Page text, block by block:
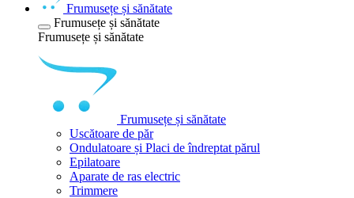
Frumusețe și sănătate
Frumusețe și sănătate
Frumusețe și sănătate
Frumusețe și sănătate
Uscătoare de păr
Ondulatoare și Placi de îndreptat părul
Epilatoare
Aparate de ras electric
Trimmere